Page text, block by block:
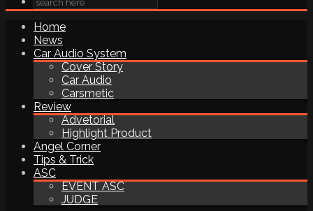
Home
News
Car Audio System
Cover Story
Car Audio
Carsmetic
Review
Advetorial
Highlight Product
Angel Corner
Tips & Trick
ASC
EVENT ASC
JUDGE